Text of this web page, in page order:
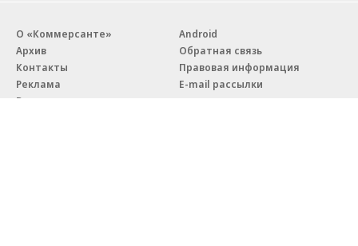
О «Коммерсанте»
Архив
Контакты
Реклама
Вакансии
Android
Обратная связь
Правовая информация
E-mail рассылки